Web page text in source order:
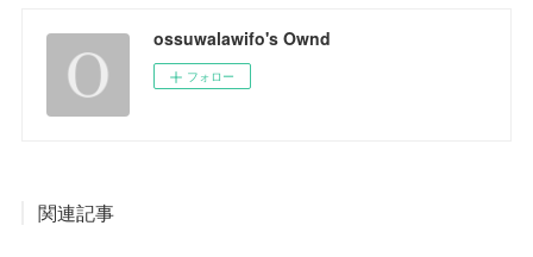
ossuwalawifo's Ownd
フォロー
関連記事